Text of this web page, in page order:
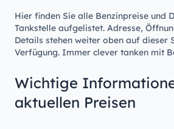
Hier finden Sie alle Benzinpreise und
Tankstelle aufgelistet. Adresse,
Details stehen weiter oben auf dieser
Verfügung. Immer clever tanken mit
Wichtige
aktuellen Preisen